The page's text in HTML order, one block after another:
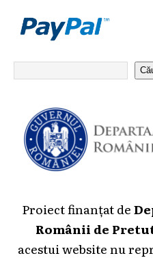
Proiect finanțat de
Românii de
acestui website nu